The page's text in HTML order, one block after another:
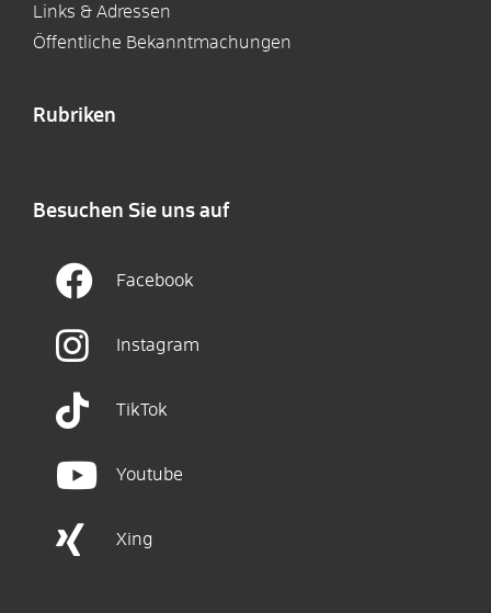
Links & Adressen
Öffentliche Bekanntmachungen
Rubriken
Besuchen Sie uns auf
Facebook
Instagram
TikTok
Youtube
Xing